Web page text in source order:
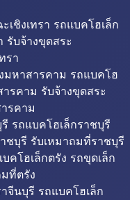
เชิงเทรา รถแบคโฮเล็ก
รับจ้างขุดสระ
รา
มหาสารคาม รถแบคโฮ
รคาม รับจ้างขุดสระ
รคาม
รถแบคโฮเล็กราชบุรี
ชบุรี รับเหมาถมที่ราชบุรี
คโฮเล็กตรัง รถขุดเล็ก
ที่ตรัง
จีนบุรี รถแบคโฮเล็ก